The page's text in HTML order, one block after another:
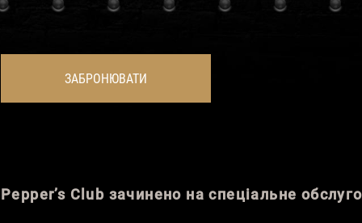
ЗАБРОНЮВАТИ
Pepper’s Club зачинено на спеціальне